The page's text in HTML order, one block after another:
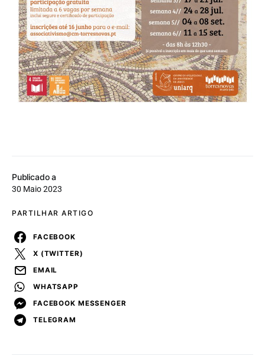
Publicado a
30 Maio 2023
PARTILHAR ARTIGO
FACEBOOK
X (TWITTER)
EMAIL
WHATSAPP
FACEBOOK MESSENGER
TELEGRAM